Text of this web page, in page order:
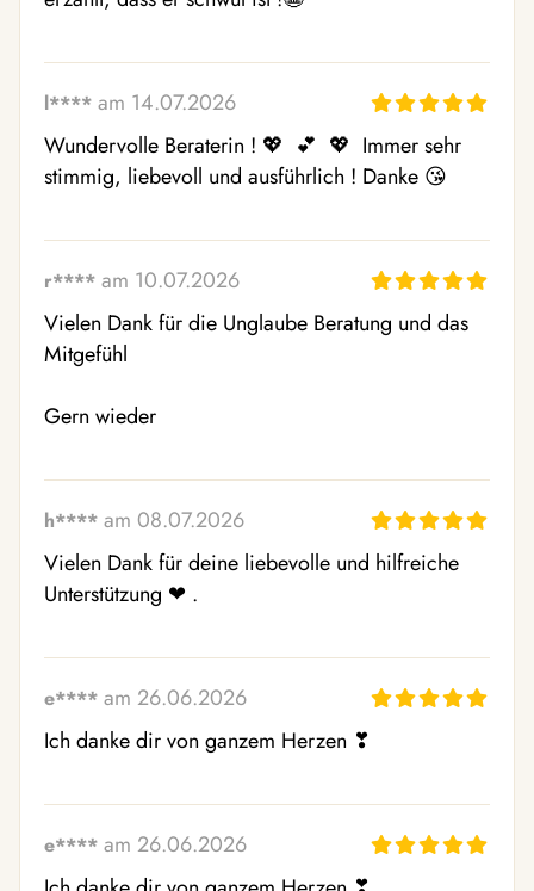
l**** am 14.07.2026
Wundervolle Beraterin ! 💖  💕  💖  Immer sehr
stimmig, liebevoll und ausführlich ! Danke 😘
r**** am 10.07.2026
Vielen Dank für die Unglaube Beratung und das
Mitgefühl
Gern wieder
h**** am 08.07.2026
Vielen Dank für deine liebevolle und hilfreiche
Unterstützung ❤ ️.
e**** am 26.06.2026
Ich danke dir von ganzem Herzen ❣ ️
e**** am 26.06.2026